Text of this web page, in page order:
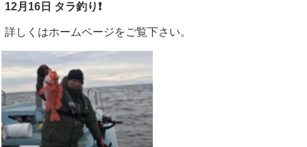
12月16日 タラ釣り❗️
詳しくはホームページをご覧下さい。